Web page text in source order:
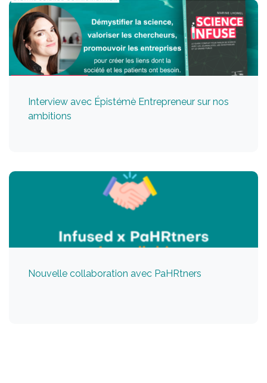
Interview avec Épistémè Entrepreneur sur nos
ambitions
Nouvelle collaboration avec PaHRtners